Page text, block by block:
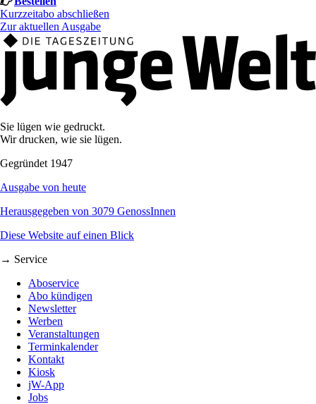
Kurzzeitabo abschließen
Zur aktuellen Ausgabe
Sie lügen wie gedruckt.
Wir drucken, wie sie lügen.
Gegründet 1947
Ausgabe von heute
Herausgegeben von 3079 GenossInnen
Diese Website auf einen Blick
→ Service
Aboservice
Abo kündigen
Newsletter
Werben
Veranstaltungen
Terminkalender
Kontakt
Kiosk
jW-App
Jobs